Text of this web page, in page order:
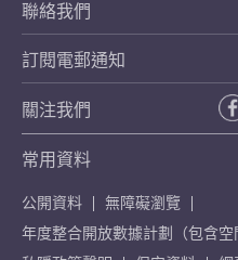
聯絡我們
訂閱電郵通知
關注我們
常用資料
公開資料
無障礙瀏覽
年度整合開放數據計劃（包含空